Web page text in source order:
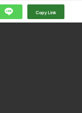
Copy Link